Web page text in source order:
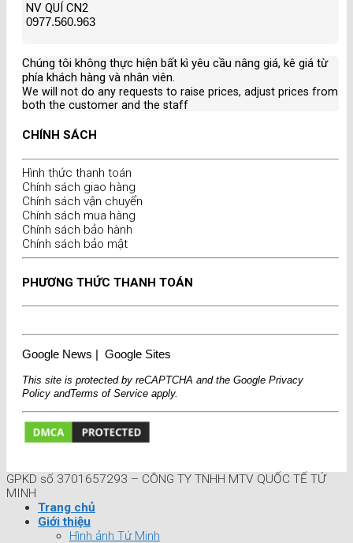
NV QUÍ CN2
0977.560.963
Chúng tôi không thực hiện bất kì yêu cầu nâng giá, kê giá từ
phía khách hàng và nhân viên.
We will not do any requests to raise prices, adjust prices from
both the customer and the staff
CHÍNH SÁCH
Hình thức thanh toán
Chính sách giao hàng
Chính sách vận chuyển
Chính sách mua hàng
Chính sách bảo hành
Chính sách bảo mật
PHƯƠNG THỨC THANH TOÁN
Google News | Google Sites
This site is protected by reCAPTCHA and the Google Privacy
Policy andTerms of Service apply.
GPKD số 3701657293 – CÔNG TY TNHH MTV QUỐC TẾ TỨ
MINH
Trang chủ
Giới thiệu
Hình ảnh Tứ Minh